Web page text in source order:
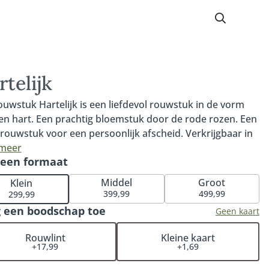
Hartelijk is een liefdevol rouwstuk in de vorm
hart. Een prachtig bloemstuk door de rode rozen. Een
voor een persoonlijk afscheid. Verkrijgbaar in
45cm of 60cm. Fijn om te weten: iedere bestelling met
wordt door onze klantenservice medewerkers
en handmatig gecontroleerd. Hiermee garanderen
het rouwstuk volledig naar wens wordt samengesteld.
bloemisten bezorgen de rouwbloemen op een
naar keuze (bij een kerk, rouwcentrum of
Je hoeft het rouwstuk niet zelf op te halen bij
Onze Fleurop bloemisten zorgen ervoor dat het
op het juiste moment wordt bezorgd en dat de
formaat
Klein
299,99
Middel
399,99
Groot
499,99
een boodschap toe Geen kaart
Rouwlint
+17,99
Kleine kaart
+1,69